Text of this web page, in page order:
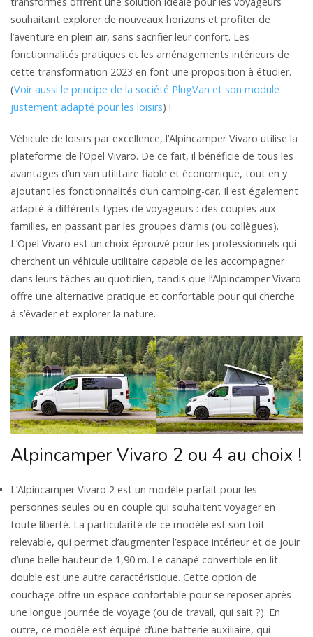
souhaitant explorer de nouveaux horizons et profiter de
l’aventure en plein air, sans sacrifier leur confort. Les
fonctionnalités pratiques et les aménagements intérieurs de
cette transformation 2023 en font une proposition à étudier.
(Voir aussi le principe de la société PlugVan et son module
justement adapté pour les loisirs) !
Véhicule de loisirs par excellence, l’Alpincamper Vivaro utilise la
plateforme de l’Opel Vivaro. De ce fait, il bénéficie de tous les
avantages d’un van utilitaire fiable et économique, tout en y
ajoutant les fonctionnalités d’un camping-car. Il est également
adapté à différents types de voyageurs : des couples aux
familles, en passant par les groupes d’amis (ou collègues).
L’Opel Vivaro est un choix éprouvé pour les professionnels qui
cherchent un véhicule utilitaire capable de les accompagner
dans leurs tâches au quotidien, tandis que l’Alpincamper Vivaro
offre une alternative pratique et confortable pour qui cherche
à s’évader et explorer la nature.
Alpincamper Vivaro 2 ou 4 au choix !
L’Alpincamper Vivaro 2 est un modèle parfait pour les
personnes seules ou en couple qui souhaitent voyager en
toute liberté. La particularité de ce modèle est son toit
relevable, qui permet d’augmenter l’espace intérieur et de jouir
d’une belle hauteur de 1,90 m. Le canapé convertible en lit
double est une autre caractéristique. Cette option de
couchage offre un espace confortable pour se reposer après
une longue journée de voyage (ou de travail, qui sait ?). En
outre, ce modèle est équipé d’une batterie auxiliaire, qui